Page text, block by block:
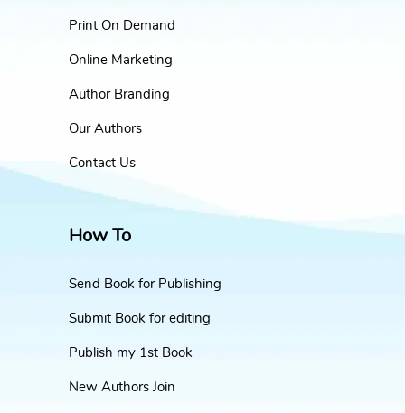
Print On Demand
Online Marketing
Author Branding
Our Authors
Contact Us
How To
Send Book for Publishing
Submit Book for editing
Publish my 1st Book
New Authors Join